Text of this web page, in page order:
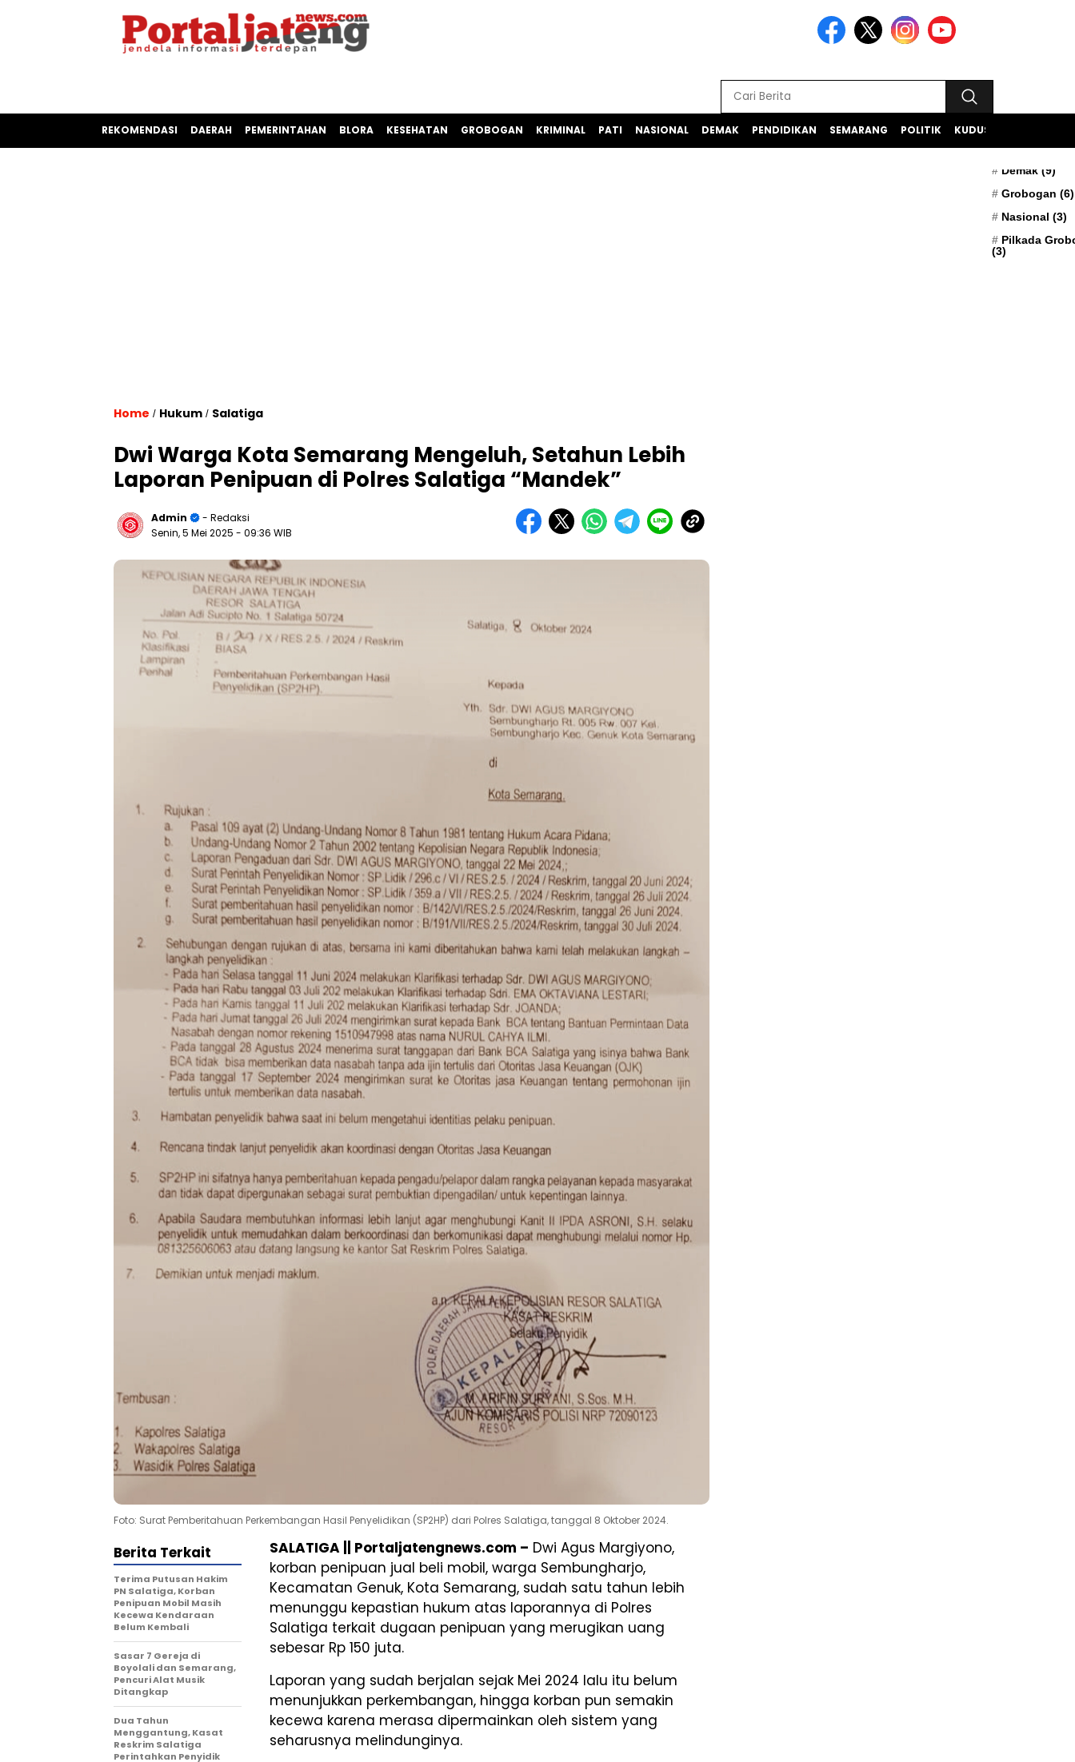
REKOMENDASI DAERAH PEMERINTAHAN BLORA KESEHATAN GROBOGAN KRIMINAL PATI NASIONAL DEMAK PENDIDIKAN SEMARANG POLITIK KUDUS
Apresiasi(5)
Demak (9)
Grobogan (6)
Nasional (3)
Pilkada
(3)
Home / Hukum / Salatiga
Dwi Warga Kota Semarang Mengeluh, Setahun Lebih
Laporan Penipuan di Polres Salatiga “Mandek”
Admin
- Redaksi
Senin, 5 Mei 2025 - 09:36 WIB
Foto: Surat Pemberitahuan Perkembangan Hasil Penyelidikan (SP2HP) dari Polres Salatiga, tanggal 8 Oktober 2024.
SALATIGA || Portaljatengnews.com – Dwi Agus Margiyono,
korban penipuan jual beli mobil, warga Sembungharjo,
Kecamatan Genuk, Kota Semarang, sudah satu tahun lebih
menunggu kepastian hukum atas laporannya di Polres
Salatiga terkait dugaan penipuan yang merugikan uang
sebesar Rp 150 juta.
Laporan yang sudah berjalan sejak Mei 2024 lalu itu belum
menunjukkan perkembangan, hingga korban pun semakin
kecewa karena merasa dipermainkan oleh sistem yang
seharusnya melindunginya.
Berita Terkait
Terima Putusan Hakim
PN Salatiga, Korban
Penipuan Mobil Masih
Kecewa Kendaraan
Belum Kembali
Sasar 7 Gereja di
Boyolali dan Semarang,
Pencuri Alat Musik
Ditangkap
Dua Tahun
Menggantung, Kasat
Reskrim Salatiga
Perintahkan Penyidik